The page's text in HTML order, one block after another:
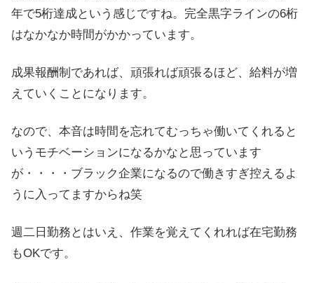
年で5桁達成という感じですね。完全黒字ラインの6桁
はなかなか時間がかかっています。
成果報酬制であれば、頑張れば頑張るほど、給料が増
えていくことになります。
なので、本音は時間を忘れてむっちゃ働いてくれると
いうモチベーションになるかなと思っています
が・・・・ブラック企業になるので働きすぎ控えるよ
うに入ってますからね笑
週二日勤務とはいえ、作業を覚えてくれれば在宅勤務
もOKです。